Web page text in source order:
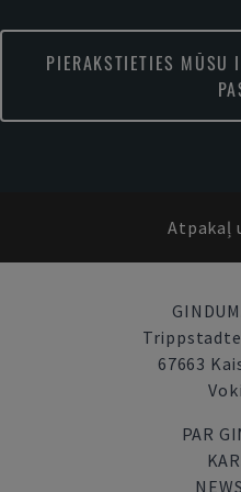
PIERAKSTIETIES MŪSU
Atpakaļ
67663
PAR